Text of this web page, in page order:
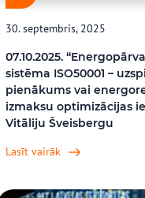
30. septembris, 2025
07.10.2025.
sistēma ISO50001 –
pienākums vai
izmaksu optimizācijas
Vitāliju Šveisbergu
Lasīt vairāk